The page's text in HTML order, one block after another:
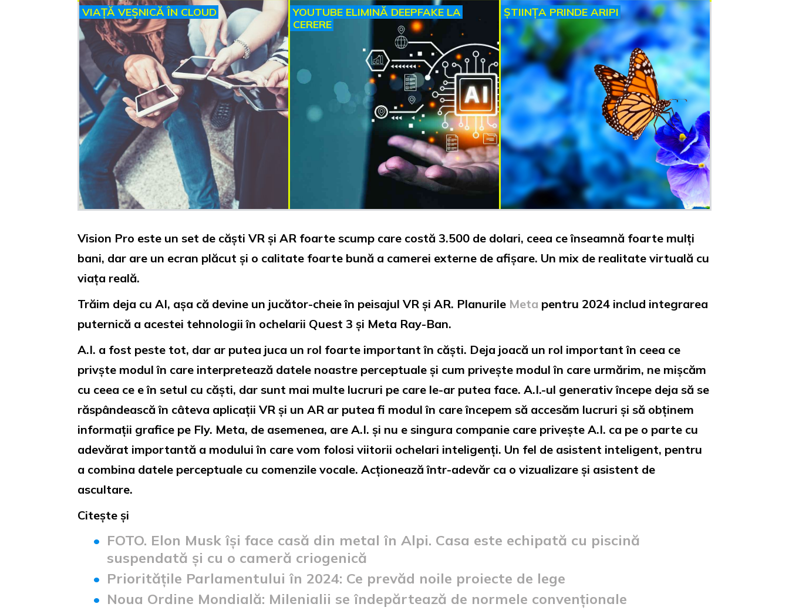
VIAȚĂ VEȘNICĂ ÎN CLOUD
YOUTUBE ELIMINĂ DEEPFAKE LA
CERERE
ȘTIINȚA PRINDE ARIPI
Vision Pro este un set de căști VR și AR foarte scump care costă 3.500 de dolari, ceea ce înseamnă foarte mulți
bani, dar are un ecran plăcut și o calitate foarte bună a camerei externe de afișare. Un mix de realitate virtuală cu
viața reală.
Trăim deja cu AI, așa că devine un jucător-cheie în peisajul VR și AR. Planurile Meta pentru 2024 includ integrarea
puternică a acestei tehnologii în ochelarii Quest 3 și Meta Ray-Ban.
A.I. a fost peste tot, dar ar putea juca un rol foarte important în căști. Deja joacă un rol important în ceea ce
privște modul în care interpretează datele noastre perceptuale și cum privește modul în care urmărim, ne mișcăm
cu ceea ce e în setul cu căști, dar sunt mai multe lucruri pe care le-ar putea face. A.I.-ul generativ începe deja să se
răspândească în câteva aplicații VR și un AR ar putea fi modul în care începem să accesăm lucruri și să obținem
informații grafice pe Fly. Meta, de asemenea, are A.I. și nu e singura companie care privește A.I. ca pe o parte cu
adevărat importantă a modului în care vom folosi viitorii ochelari inteligenți. Un fel de asistent inteligent, pentru
a combina datele perceptuale cu comenzile vocale. Acționează într-adevăr ca o vizualizare și asistent de
ascultare.
Citește și
FOTO. Elon Musk își face casă din metal în Alpi. Casa este echipată cu piscină
suspendată și cu o cameră criogenică
Prioritățile Parlamentului în 2024: Ce prevăd noile proiecte de lege
Noua Ordine Mondială: Milenialii se îndepărtează de normele convenționale